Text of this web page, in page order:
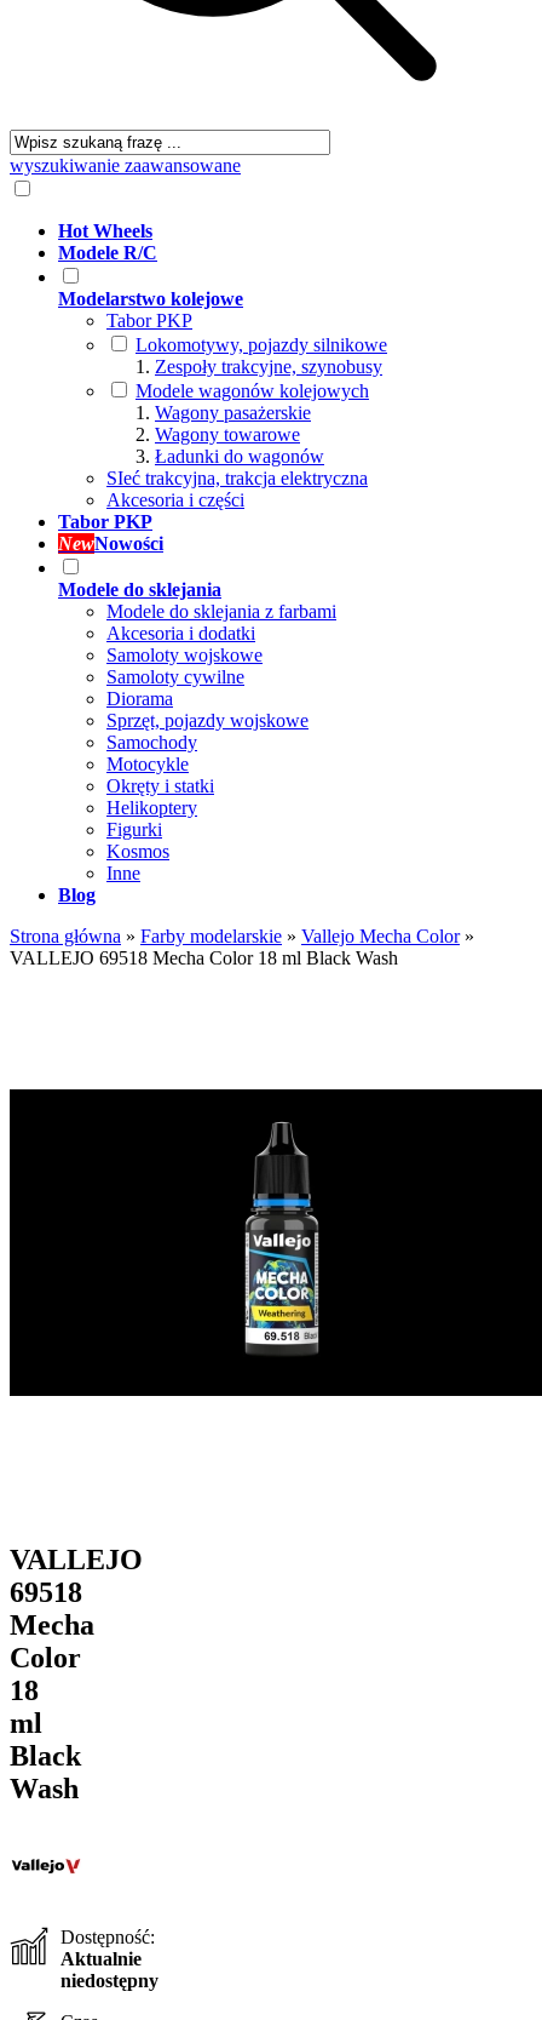
wyszukiwanie zaawansowane
Hot Wheels
Modele R/C
Modelarstwo kolejowe
Tabor PKP
Lokomotywy, pojazdy silnikowe
Zespoły trakcyjne, szynobusy
Modele wagonów kolejowych
Wagony pasażerskie
Wagony towarowe
Ładunki do wagonów
SIeć trakcyjna, trakcja elektryczna
Akcesoria i części
Tabor PKP
NewNowości
Modele do sklejania
Modele do sklejania z farbami
Akcesoria i dodatki
Samoloty wojskowe
Samoloty cywilne
Diorama
Sprzęt, pojazdy wojskowe
Samochody
Motocykle
Okręty i statki
Helikoptery
Figurki
Kosmos
Inne
Blog
Strona główna » Farby modelarskie » Vallejo Mecha Color»
VALLEJO 69518 Mecha Color 18 ml Black Wash
VALLEJO
69518
Mecha
Color
18
ml
Black
Wash
Dostępność:
Aktualnie
niedostępny